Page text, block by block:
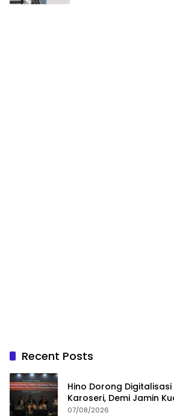
Recent Posts
Hino Dorong
Karoseri, Demi Jamin
Pelanggan
07/08/2026